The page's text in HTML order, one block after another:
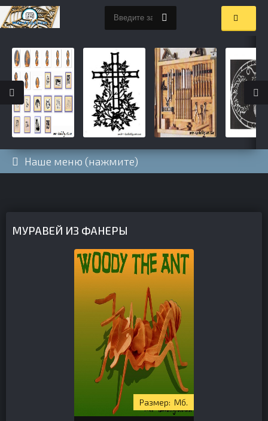
Наше меню (нажмите)
МУРАВЕЙ ИЗ ФАНЕРЫ
Мб.